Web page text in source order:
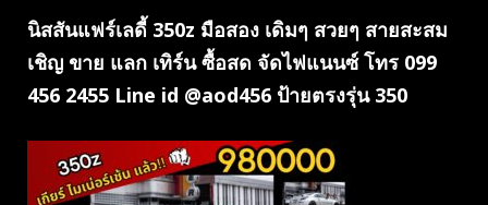
นิสสันแฟร์เลดี้ 350z มือสอง เดิมๆ สวยๆ สายสะสม
เชิญ ขาย แลก เทิร์น ซื้อสด จัดไฟแนนซ์ โทร 099
456 2455 Line id @aod456 ป้ายตรงรุ่น 350